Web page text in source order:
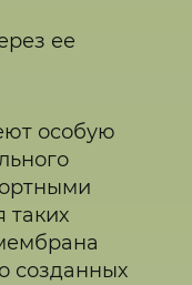
ее
особую
таких
созданных